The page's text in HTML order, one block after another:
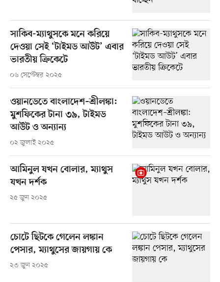
সাকিব-ম্যাথুসকে মনে করিয়ে
দেওয়া সেই ‘টাইমড আউট’ এবার
ভারতীয় ক্রিকেটে
০৬ সেপ্টেম্বর ২০২৫
ওয়ানডেতে বাংলাদেশ–শ্রীলঙ্কা:
মুশফিকের টানা ৩৯, টাইমড
আউট ও অন্যান্য
০২ জুলাই ২০২৫
আমিনুল যখন বোলার, ম্যাথুস
যখন দর্শক
২৫ জুন ২০২৫
চোটে ছিটকে গেলেন লঙ্কান
পেসার, ম্যাথুসের জায়গায় কে
২৩ জুন ২০২৫